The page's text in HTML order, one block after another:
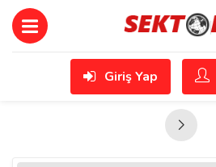
Giriş Yap